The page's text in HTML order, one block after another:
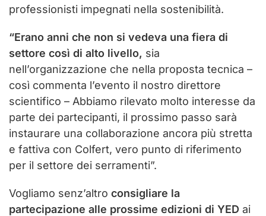
professionisti impegnati nella sostenibilità​​.
“Erano anni che non si vedeva una fiera di
settore così di alto livello, sia
nell’organizzazione che nella proposta tecnica –
così commenta l’evento il nostro direttore
scientifico – Abbiamo rilevato molto interesse da
parte dei partecipanti, il prossimo passo sarà
instaurare una collaborazione ancora più stretta
e fattiva con Colfert, vero punto di riferimento
per il settore dei serramenti”.
Vogliamo senz’altro consigliare la
partecipazione alle prossime edizioni di YED ai